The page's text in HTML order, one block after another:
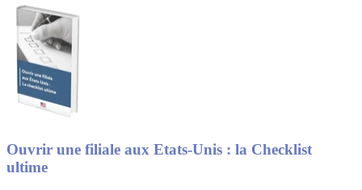
Ouvrir une filiale aux Etats-Unis : la Checklist
ultime